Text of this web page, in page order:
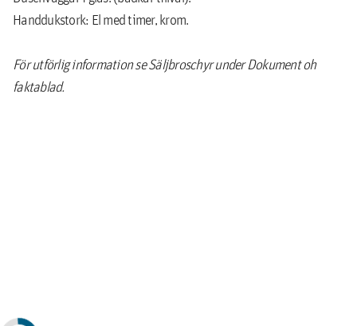
Handdukstork: El med timer, krom.
För utförlig information se Säljbroschyr under Dokument oh
faktablad.